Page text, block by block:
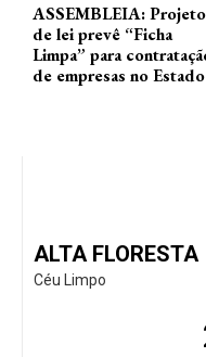
ASSEMBLEIA: Projeto
de lei prevê “Ficha
Limpa” para
de empresas no Estado
ALTA FLORESTA
Céu Limpo